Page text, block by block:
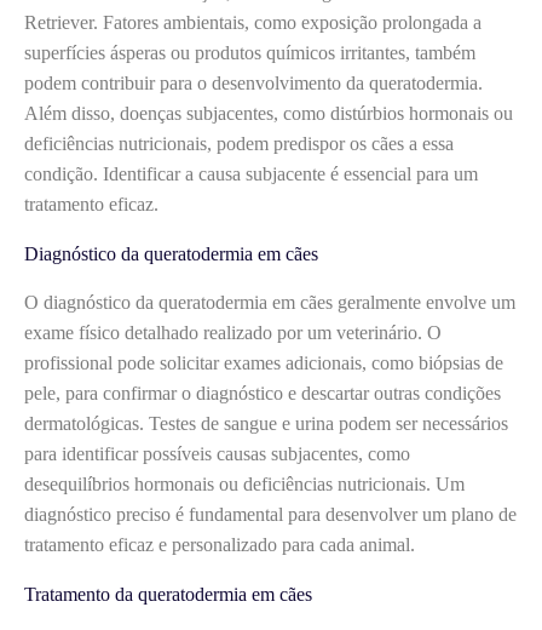
Retriever. Fatores ambientais, como exposição prolongada a
superfícies ásperas ou produtos químicos irritantes, também
podem contribuir para o desenvolvimento da queratodermia.
Além disso, doenças subjacentes, como distúrbios hormonais ou
deficiências nutricionais, podem predispor os cães a essa
condição. Identificar a causa subjacente é essencial para um
tratamento eficaz.
Diagnóstico da queratodermia em cães
O diagnóstico da queratodermia em cães geralmente envolve um
exame físico detalhado realizado por um veterinário. O
profissional pode solicitar exames adicionais, como biópsias de
pele, para confirmar o diagnóstico e descartar outras condições
dermatológicas. Testes de sangue e urina podem ser necessários
para identificar possíveis causas subjacentes, como
desequilíbrios hormonais ou deficiências nutricionais. Um
diagnóstico preciso é fundamental para desenvolver um plano de
tratamento eficaz e personalizado para cada animal.
Tratamento da queratodermia em cães